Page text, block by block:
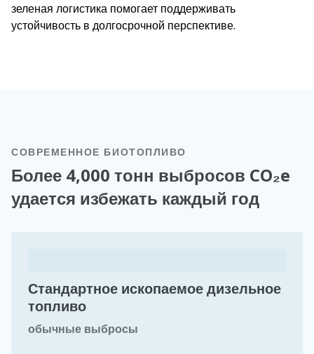
зеленая логистика помогает поддерживать
устойчивость в долгосрочной перспективе.
СОВРЕМЕННОЕ БИОТОПЛИВО
Более 4,000 тонн выбросов CO₂e
удается избежать каждый год
Стандартное ископаемое дизельное
топливо
обычные выбросы